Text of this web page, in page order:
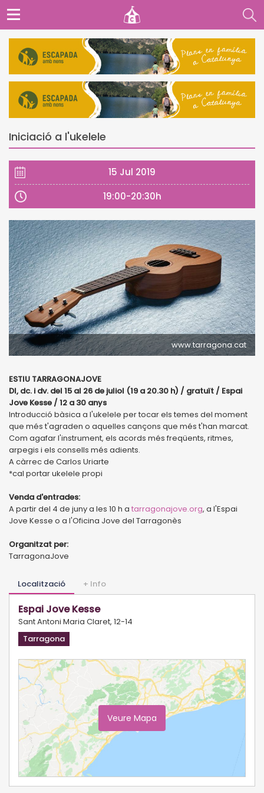
Iniciació a l'ukelele
15 Jul 2019
19:00-20:30h
www.tarragona.cat
ESTIU TARRAGONAJOVE
Dl, dc. i dv. del 15 al 26 de juliol (19 a 20.30 h) / gratuït / Espai
Jove Kesse / 12 a 30 anys
Introducció bàsica a l'ukelele per tocar els temes del moment
que més t'agraden o aquelles cançons que més t'han marcat.
Com agafar l'instrument, els acords més freqüents, ritmes,
arpegis i els consells més adients.
A càrrec de Carlos Uriarte
*cal portar ukelele propi
Venda d'entrades:
A partir del 4 de juny a les 10 h a tarragonajove.org, a l'Espai
Jove Kesse o a l'Oficina Jove del Tarragonès
Organitzat per:
TarragonaJove
Localització + Info
Espai Jove Kesse
Sant Antoni Maria Claret, 12-14
Tarragona
Veure Mapa